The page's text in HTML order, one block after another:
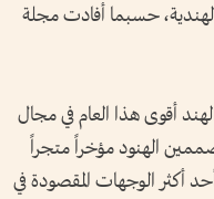
الهندية، حسبما أفادت مجلة
أقوى هذا العام في مجال
الهنود مؤخراً متجراً
أحد أكثر الوجهات المقصودة في